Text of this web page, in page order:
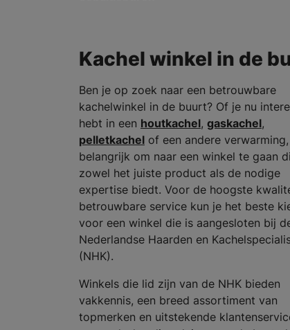
Kachel winkel in de
Ben je op zoek naar een betrouwbare
kachelwinkel in de buurt? Of je nu
hebt in een houtkachel, gaskachel,
pelletkachel of een andere
belangrijk om naar een winkel te gaan
zowel het juiste product als de nodige
expertise biedt. Voor de hoogste
betrouwbare service kun je het beste
voor een winkel die is aangesloten bij
Nederlandse Haarden en
(NHK).
Winkels die lid zijn van de NHK bieden
vakkennis, een breed assortiment van
topmerken en uitstekende